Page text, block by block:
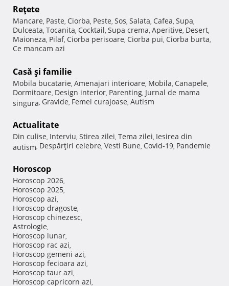
Reţete
Mancare, Paste, Ciorba, Peste, Sos, Salata, Cafea, Supa,
Dulceata, Tocanita, Cocktail, Supa crema, Aperitive, Desert,
Maioneza, Pilaf, Ciorba perisoare, Ciorba pui, Ciorba burta,
Ce mancam azi
Casă şi familie
Mobila bucatarie, Amenajari interioare, Mobila, Canapele,
Dormitoare, Design interior, Parenting, Jurnal de mama
singura, Gravide, Femei curajoase, Autism
Actualitate
Din culise, Interviu, Stirea zilei, Tema zilei, Iesirea din
autism, Despărţiri celebre, Vesti Bune, Covid-19, Pandemie
Horoscop
Horoscop 2026,
Horoscop 2025,
Horoscop azi,
Horoscop dragoste,
Horoscop chinezesc,
Astrologie,
Horoscop lunar,
Horoscop rac azi,
Horoscop gemeni azi,
Horoscop fecioara azi,
Horoscop taur azi,
Horoscop capricorn azi,